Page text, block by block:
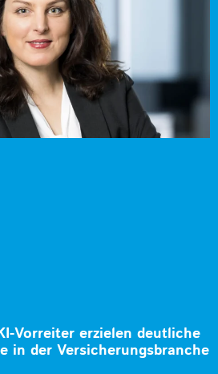
Vorreiter erzielen deutliche
in der Versicherungsbranche